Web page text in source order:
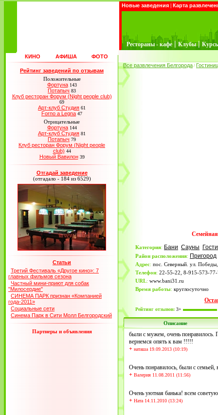
Новые заведения | Карта
Рестораны - кафе | Клубы |
КИНО АФИША ФОТО
Рейтинг заведений по отзывам
Положительные
Фортуна 143
Потапыч 83
Клуб ресторан Форум (Night people club)
69
Арт-клуб Студия 61
Forno a Legna 47
Отрицательные
Фортуна 144
Арт-клуб Студия 81
Потапыч 79
Клуб ресторан Форум (Night people
club) 44
Новый Вавилон 39
Отгадай заведение
(отгадало - 184 из 6529)
Статьи
Третий Фестиваль «Другое кино»: 7
главных фильмов сезона
Частный мини-приют для собак
"Милосердие"
СИНЕМА ПАРК признан «Компанией
года-2011»
Социальные сети
Синема Парк в Сити Молл Белгородский
Партнеры и объявления
Все развлечения Белгорода /
Категория: Бани Сауны
Район расположения: Пригород
Адрес: пос. Северный. ул.
Телефон: 22-55-22, 8-915-573-
URL: www.bani31.ru
Время работы: круглосуточно
Рейтинг отзывов: 3+
Описание
были с мужем, очень понравилось.
вернемся опять к вам !!!!!
+ наташа 19.09.2013 (10:19)
Очень понравилось, были с семьей,
+ Валерия 11.08.2011 (11:56)
Очень уютная банька! всем
+ Ната 14.11.2010 (13:24)